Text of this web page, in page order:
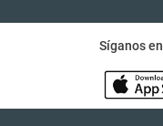
Síganos en